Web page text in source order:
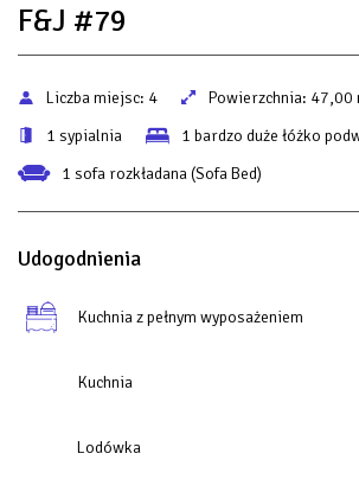
F&J #79
Liczba miejsc: 4 Powierzchnia: 47,00
1 sypialnia
1 bardzo duże łóżko
1 sofa rozkładana (Sofa Bed)
Udogodnienia
Kuchnia z pełnym wyposażeniem
Kuchnia
Lodówka